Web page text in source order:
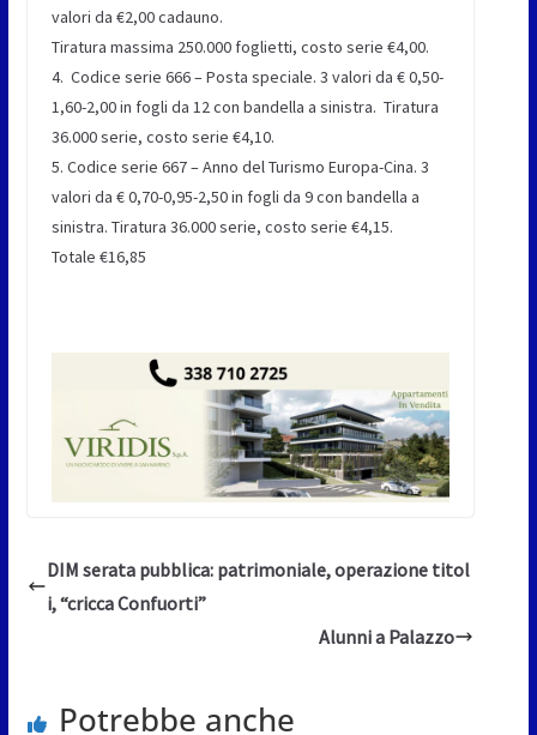
valori da €2,00 cadauno.
Tiratura massima 250.000 foglietti, costo serie €4,00.
4. Codice serie 666 – Posta speciale. 3 valori da € 0,50-
1,60-2,00 in fogli da 12 con bandella a sinistra. Tiratura
36.000 serie, costo serie €4,10.
5. Codice serie 667 – Anno del Turismo Europa-Cina. 3
valori da € 0,70-0,95-2,50 in fogli da 9 con bandella a
sinistra. Tiratura 36.000 serie, costo serie €4,15.
Totale €16,85
DIM serata pubblica: patrimoniale, operazione titol
i, “cricca Confuorti”
Alunni a Palazzo
Potrebbe anche